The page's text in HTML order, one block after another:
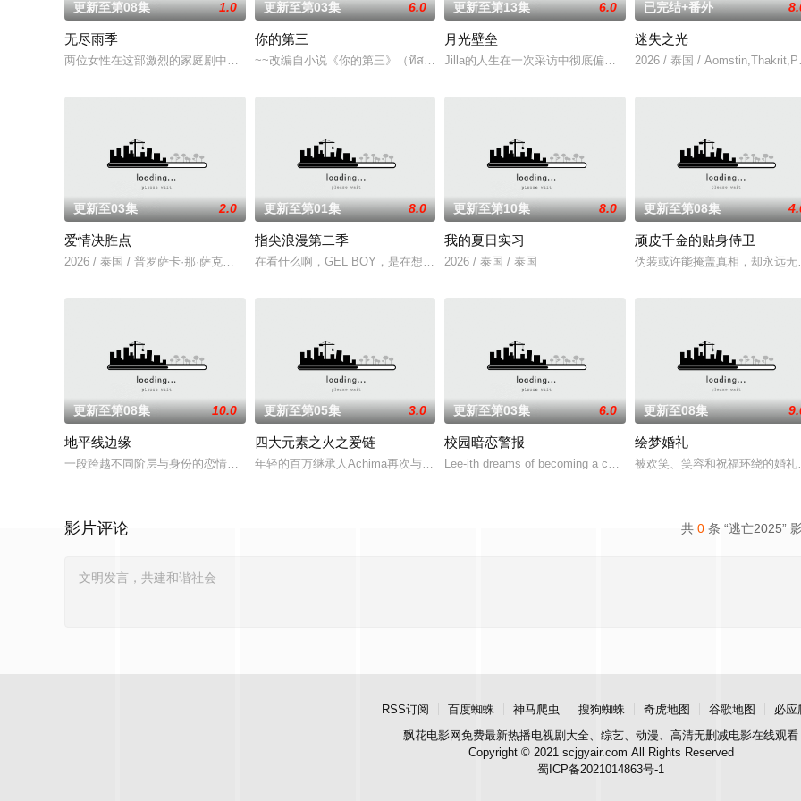
更新至第08集 1.0
无尽雨季
两位女性在这部激烈的家庭剧中争夺强大的蒂纳拉王朝领导权。法克法一生都在证明自己是合法继承人，但当她终生的敌人帕普瓦特归来夺走一
更新至第03集 6.0
你的第三
~~改编自小说《你的第三》（ที่สามของเธอ）
更新至第13集 6.0
月光壁垒
Jilla的人生在一次采访中彻底偏离了轨道，她采访的对象是泰国著名
已完结+番外
迷失之光
2026 / 泰国 /
更新至03集 2.0
爱情决胜点
2026 / 泰国 / 普罗萨卡·那·萨克那空,克里塔农·安查纳南,哈里·奇瓦嘎隆,瓦奇拉维·让维瓦,阿玛霖·妮缇布恩,恰约隆·西岚亚堤迪,维拉育特·查苏克
更新至第01集 8.0
指尖浪漫第二季
在看什么啊，GEL BOY，是在想念彼此吗？当两对情侣——‘CHIAN（Pipe Monthapoom）’ - ‘FOU4MOD（
更新至第10集 8.0
我的夏日实习
2026 / 泰国 / 泰国
更新至第08集
顽皮千金的贴身侍卫
伪装或许能掩盖真相，却永远
更新至第08集 10.0
地平线边缘
一段跨越不同阶层与身份的恋情。一方唯有自己的荣誉，另一方则关乎王室血统。身为仆人的 Phob 爱上自己的主人，也是王子的Thinnakon，
更新至第05集 3.0
四大元素之火之爱链
年轻的百万继承人Achima再次与童年时期的死敌Kaprao相逢。在两人的关系中，一方如同炽热的火焰，另
更新至第03集 6.0
校园暗恋警报
Lee-ith dreams of becoming a cool indie rock musician. Because of
更新至08集
绘梦婚礼
被欢笑、笑容和祝福环绕的婚
共 0 条 “逃亡2025”
影片评论
RSS订阅 百度蜘蛛 神马爬虫 搜狗蜘蛛 奇虎地图 谷歌地图
必应
飘花电影网免费最新热播电视剧大全、综艺、动漫、高清无删减电影在线观看
Copyright © 2021 scjgyair.com All Rights Reserved
蜀ICP备2021014863号-1